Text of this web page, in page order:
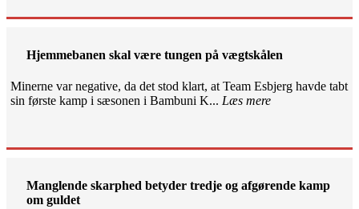
Hjemmebanen skal være tungen på vægtskålen
Minerne var negative, da det stod klart, at Team Esbjerg havde tabt
sin første kamp i sæsonen i Bambuni K... Læs mere
Manglende skarphed betyder tredje og afgørende kamp
om guldet